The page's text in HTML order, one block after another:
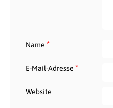
Name *
E-Mail-Adresse *
Website